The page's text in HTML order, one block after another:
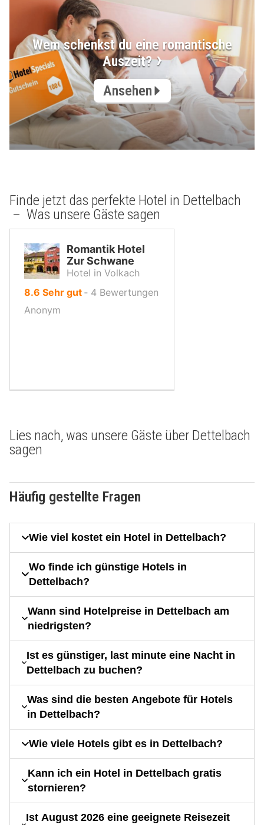
Wem schenkst du eine romantische
Auszeit?
Ansehen
Finde jetzt das perfekte Hotel in Dettelbach
– Was unsere Gäste sagen
Romantik Hotel
Zur Schwane
Hotel in Volkach
8.6 von
Sehr gut ‐ 4 Bewertungen
Anonym
Lies nach, was unsere Gäste über Dettelbach
sagen
Häufig gestellte Fragen
Wie viel kostet ein Hotel in Dettelbach?
Wo finde ich günstige Hotels in
Dettelbach?
Wann sind Hotelpreise in Dettelbach am
niedrigsten?
Ist es günstiger, last minute eine Nacht in
Dettelbach zu buchen?
Was sind die besten Angebote für Hotels
in Dettelbach?
Wie viele Hotels gibt es in Dettelbach?
Kann ich ein Hotel in Dettelbach gratis
stornieren?
Ist August 2026 eine geeignete Reisezeit